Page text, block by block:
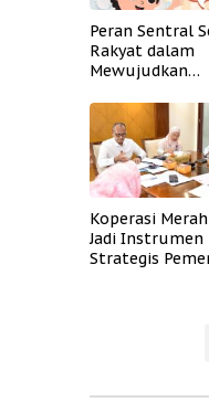
Peran Sentral
Rakyat dalam
Mewujudkan
Koperasi
Jadi Instrumen
Strategis